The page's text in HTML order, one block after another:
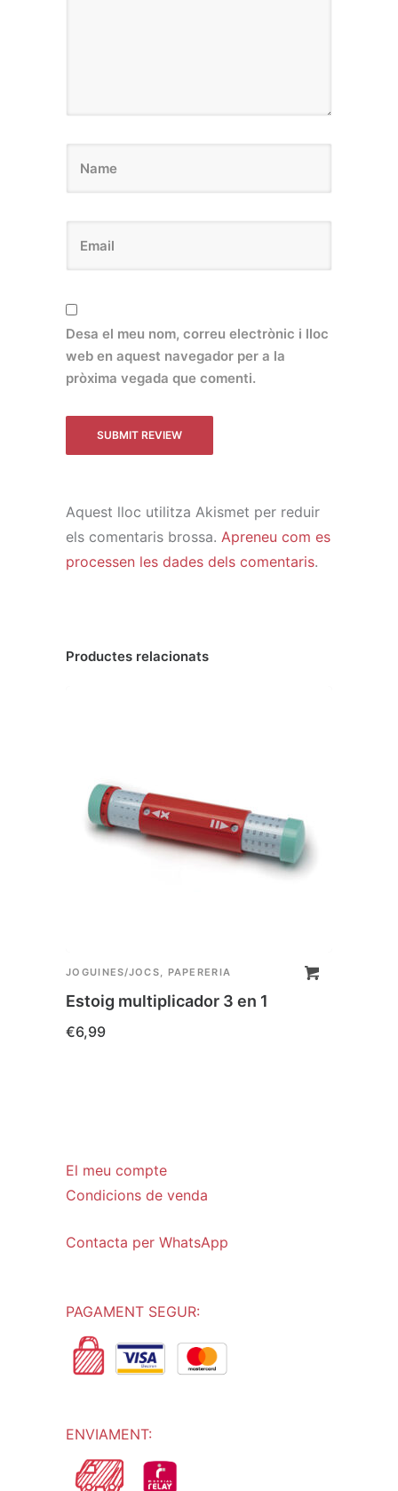
Desa el meu nom, correu electrònic i lloc
web en aquest navegador per a la
pròxima vegada que comenti.
Aquest lloc utilitza Akismet per reduir
els comentaris brossa. Apreneu com es
processen les dades dels comentaris.
Productes relacionats
JOGUINES/JOCS PAPERERIA
Estoig multiplicador 3 en 1
€6,99
El meu compte
Condicions de venda
Contacta per WhatsApp
PAGAMENT SEGUR:
ENVIAMENT: